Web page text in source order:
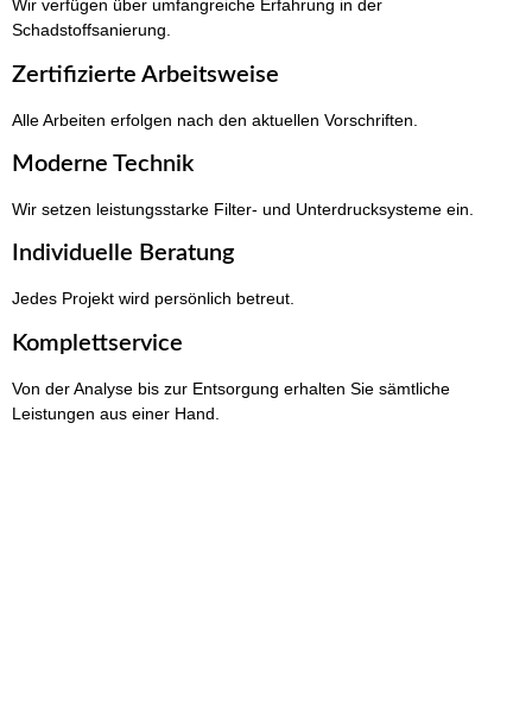
Wir verfügen über umfangreiche Erfahrung in der
Schadstoffsanierung.
Zertifizierte Arbeitsweise
Alle Arbeiten erfolgen nach den aktuellen Vorschriften.
Moderne Technik
Wir setzen leistungsstarke Filter- und Unterdrucksysteme ein.
Individuelle Beratung
Jedes Projekt wird persönlich betreut.
Komplettservice
Von der Analyse bis zur Entsorgung erhalten Sie sämtliche
Leistungen aus einer Hand.